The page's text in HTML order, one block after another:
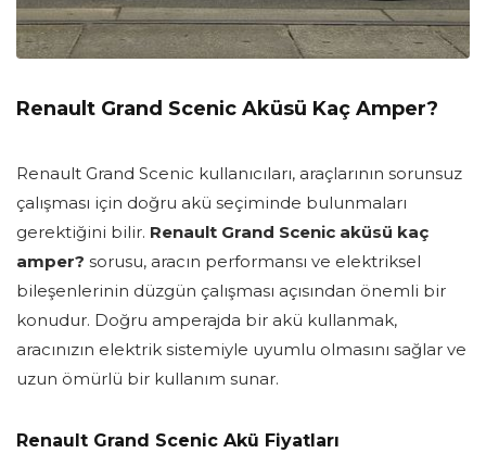
Renault Grand Scenic Aküsü Kaç Amper?
Renault Grand Scenic kullanıcıları, araçlarının sorunsuz
çalışması için doğru akü seçiminde bulunmaları
gerektiğini bilir. Renault Grand Scenic aküsü kaç
amper? sorusu, aracın performansı ve elektriksel
bileşenlerinin düzgün çalışması açısından önemli bir
konudur. Doğru amperajda bir akü kullanmak,
aracınızın elektrik sistemiyle uyumlu olmasını sağlar ve
uzun ömürlü bir kullanım sunar.
Renault Grand Scenic Akü Fiyatları